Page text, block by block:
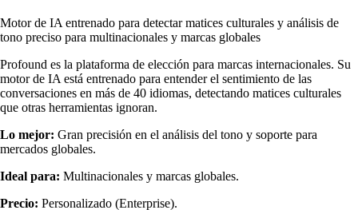
Motor de IA entrenado para detectar matices culturales y análisis de
tono preciso para multinacionales y marcas globales
Profound es la plataforma de elección para marcas internacionales. Su
motor de IA está entrenado para entender el sentimiento de las
conversaciones en más de 40 idiomas, detectando matices culturales
que otras herramientas ignoran.
Lo mejor: Gran precisión en el análisis del tono y soporte para
mercados globales.
Ideal para: Multinacionales y marcas globales.
Precio: Personalizado (Enterprise).